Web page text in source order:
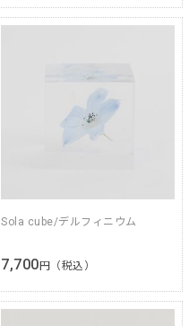
Sola cube/デルフィニウム
7,700 円（税込）